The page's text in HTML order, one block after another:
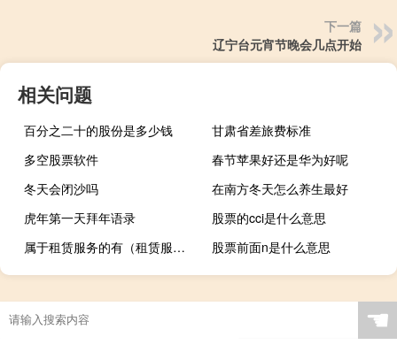
下一篇
辽宁台元宵节晚会几点开始
相关问题
百分之二十的股份是多少钱
甘肃省差旅费标准
多空股票软件
春节苹果好还是华为好呢
冬天会闭沙吗
在南方冬天怎么养生最好
虎年第一天拜年语录
股票的cci是什么意思
属于租赁服务的有（租赁服务包括的内容是）
股票前面n是什么意思
☚